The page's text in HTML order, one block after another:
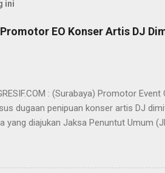
ini
EO Konser Artis DJ
: (Surabaya) Promotor
dugaan penipuan konser artis DJ
yang diajukan Jaksa Penuntut Umum
pertimbangannya, hakim Sigit
tersebut tidak terdapat unsur